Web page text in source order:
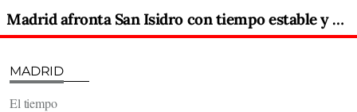
Madrid afronta San Isidro con tiempo estable y probabilidad de lluvias en la Sierra
MADRID
El tiempo